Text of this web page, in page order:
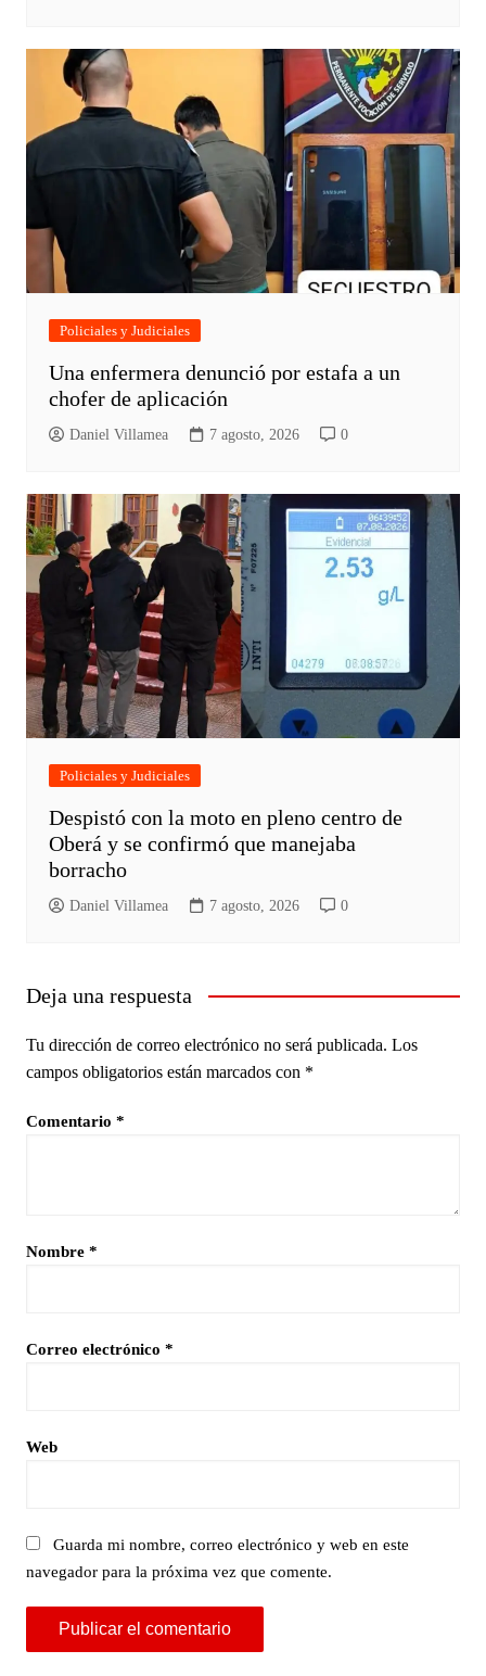
Policiales y Judiciales
Una enfermera denunció por estafa a un
chofer de aplicación
Daniel Villamea 7 agosto, 2026 0
Policiales y Judiciales
Despistó con la moto en pleno centro de
Oberá y se confirmó que manejaba
borracho
Daniel Villamea 7 agosto, 2026 0
Deja una respuesta
Tu dirección de correo electrónico no será publicada. Los
campos obligatorios están marcados con *
Comentario *
Nombre *
Correo electrónico *
Web
Guarda mi nombre, correo electrónico y web en este
navegador para la próxima vez que comente.